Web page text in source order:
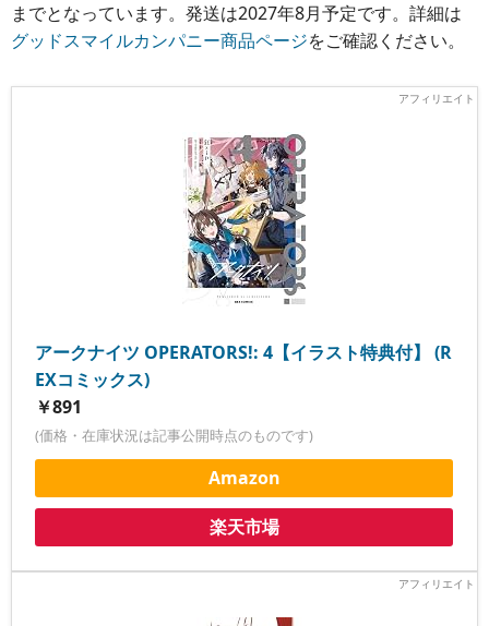
までとなっています。発送は2027年8月予定です。詳細は
グッドスマイルカンパニー商品ページをご確認ください。
アークナイツ OPERATORS!: 4【イラスト特典付】 (R
EXコミックス)
￥891
(価格・在庫状況は記事公開時点のものです)
Amazon
楽天市場